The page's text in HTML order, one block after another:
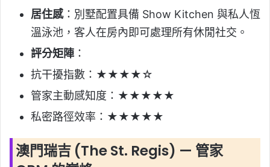
居住感：別墅配置具備 Show Kitchen 與私人恆
溫泳池，客人在房內即可處理所有休閒社交。
評分矩陣 ：
抗干擾指數：★★★★☆
管家主動感知度：★★★★★
私密路徑效率：★★★★★
澳門瑞吉 (The St. Regis) — 管家